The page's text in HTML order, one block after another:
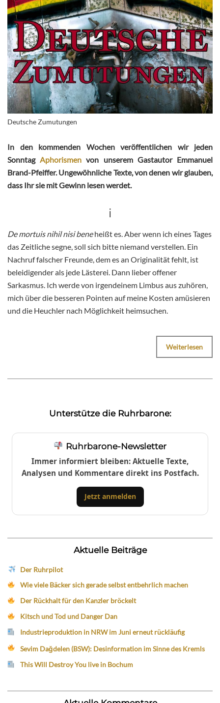
Deutsche Zumutungen
In den kommenden Wochen veröffentlichen wir jeden
Sonntag Aphorismen von unserem Gastautor Emmanuel
Brand-Pfeiffer. Ungewöhnliche Texte, von denen wir glauben,
dass Ihr sie mit Gewinn lesen werdet.
i
De mortuis nihil nisi beneheißt es. Aber wenn ich eines Tages
das Zeitliche segne, soll sich bitte niemand verstellen. Ein
Nachruf falscher Freunde, dem es an Originalität fehlt, ist
beleidigender als jede Lästerei. Dann lieber offener
Sarkasmus. Ich werde von irgendeinem Limbus aus zuhören,
mich über die besseren Pointen auf meine Kosten amüsieren
und die Heuchler nach Möglichkeit heimsuchen.
Weiterlesen
Unterstütze die Ruhrbarone:
Ruhrbarone-Newsletter
Immer informiert bleiben: Aktuelle Texte,
Analysen und Kommentare direkt ins Postfach.
Jetzt anmelden
Aktuelle Beiträge
Der Ruhrpilot
Wie viele Bäcker sich gerade selbst entbehrlich machen
Der Rückhalt für den Kanzler bröckelt
Kitsch und Tod und Danger Dan
Industrieproduktion in NRW im Juni erneut rückläufig
Sevim Dağdelen (BSW): Desinformation im Sinne des Kremls
This Will Destroy You live in Bochum